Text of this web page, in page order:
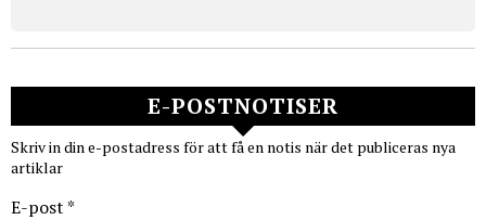
E-POSTNOTISER
Skriv in din e-postadress för att få en notis när det publiceras nya
artiklar
E-post *